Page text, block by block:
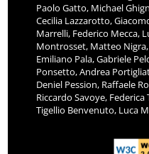
Paolo Gatto, Michael
Cecilia Lazzarotto,
Marrelli, Federico Mecca,
Montrosset, Matteo
Emiliano Pala, Gabriele
Ponsetto, Andrea
Deniel Pession, Raffaele
Riccardo Savoye,
Tigellio Benvenuto, Luca